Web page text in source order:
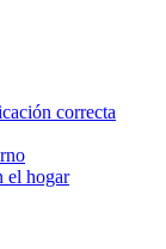
correcta
el hogar